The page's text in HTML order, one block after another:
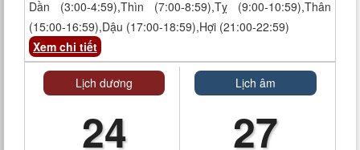
Dần (3:00-4:59),Thìn (7:00-8:59),Tỵ (9:00-10:59),Thân
(15:00-16:59),Dậu (17:00-18:59),Hợi (21:00-22:59)
Xem chi tiết
Lịch dương
24
Lịch âm
27